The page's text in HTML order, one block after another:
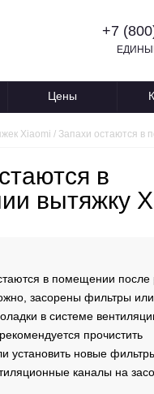
+7
Цены
Xiaomi / Запахи остаются в
в
вытяжку
в помещении после
засорены фильтры или
в системе
прочистить
установить новые
каналы на